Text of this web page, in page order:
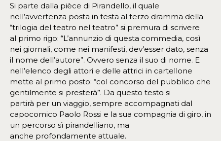
Si parte dalla pièce di Pirandello, il quale
nell’avvertenza posta in testa al terzo dramma della
“trilogia del teatro nel teatro” si premura di scrivere
al primo rigo: “L’annunzio di questa commedia, così
nei giornali, come nei manifesti, dev’esser dato, senza
il nome dell’autore”. Ovvero senza il suo di nome. E
nell’elenco degli attori e delle attrici in cartellone
mette al primo posto: “col concorso del pubblico che
gentilmente si presterà”. Da questo testo si
partirà per un viaggio, sempre accompagnati dal
capocomico Paolo Rossi e la sua compagnia di giro, in
un percorso sì pirandelliano, ma
anche profondamente attuale.